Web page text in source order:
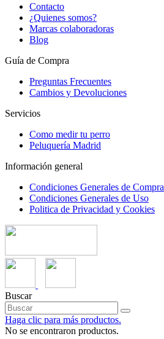
Contacto
¿Quienes somos?
Marcas colaboradoras
Blog
Guía de Compra
Preguntas Frecuentes
Cambios y Devoluciones
Servicios
Como medir tu perro
Peluquería Madrid
Información general
Condiciones Generales de Compra
Condiciones Generales de Uso
Politica de Privacidad y Cookies
Buscar
Haga clic para más productos.
No se encontraron productos.